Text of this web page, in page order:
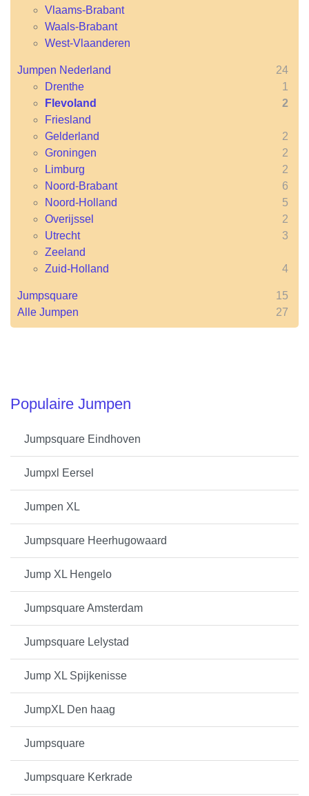
Vlaams-Brabant
Waals-Brabant
West-Vlaanderen
Jumpen Nederland
24
Drenthe
1
Flevoland
2
Friesland
Gelderland
2
Groningen
2
Limburg
2
Noord-Brabant
6
Noord-Holland
5
Overijssel
2
Utrecht
3
Zeeland
Zuid-Holland
4
Jumpsquare
15
Alle Jumpen
27
Populaire Jumpen
Jumpsquare Eindhoven
Jumpxl Eersel
Jumpen XL
Jumpsquare Heerhugowaard
Jump XL Hengelo
Jumpsquare Amsterdam
Jumpsquare Lelystad
Jump XL Spijkenisse
JumpXL Den haag
Jumpsquare
Jumpsquare Kerkrade